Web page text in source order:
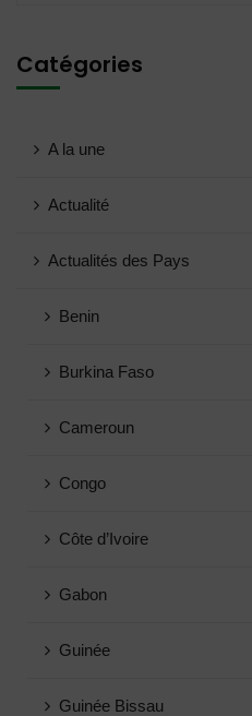
Catégories
A la une
Actualité
Actualités des Pays
Benin
Burkina Faso
Cameroun
Congo
Côte d’Ivoire
Gabon
Guinée
Guinée Bissau